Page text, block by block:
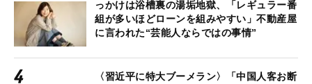
っかけは浴槽裏の湯垢地獄、「レギュラー番
組が多いほどローンを組みやすい」不動産屋
に言われた“芸能人ならではの事情”
〈習近平に特大ブーメラン〉「中国人客お断